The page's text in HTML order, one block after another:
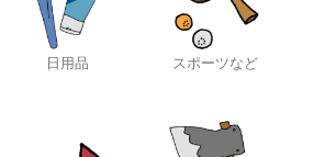
日用品 スポーツなど